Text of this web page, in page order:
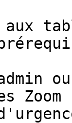
aux
Zoom